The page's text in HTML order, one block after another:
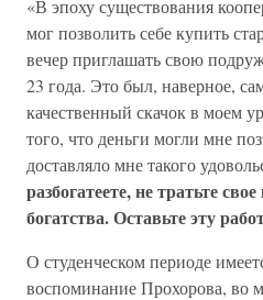
«В эпоху существования
мог позволить себе купить
вечер приглашать свою
23 года. Это был, наверное,
качественный скачок в моем
того, что деньги могли мне
доставляло мне такого
разбогатеете, не тратьте
богатства. Оставьте эту
О студенческом периоде
воспоминание Прохорова, во